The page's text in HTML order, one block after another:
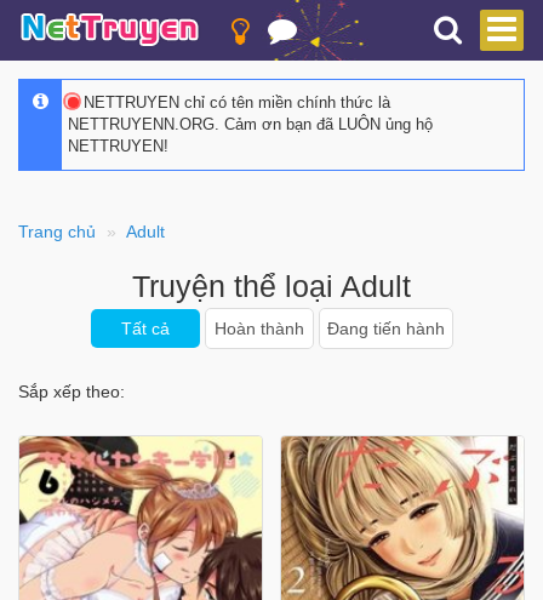
NETTRUYEN chỉ có tên miền chính thức là
NETTRUYENN.ORG. Cảm ơn bạn đã LUÔN ủng hộ
NETTRUYEN!
Trang chủ Adult
Truyện thể loại Adult
Tất cả Hoàn thành Đang tiến hành
Sắp xếp theo: